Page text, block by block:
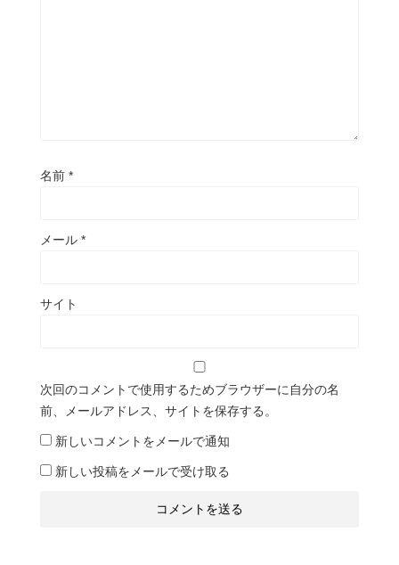
名前 *
メール *
サイト
次回のコメントで使用するためブラウザーに自分の名
前、メールアドレス、サイトを保存する。
新しいコメントをメールで通知
新しい投稿をメールで受け取る